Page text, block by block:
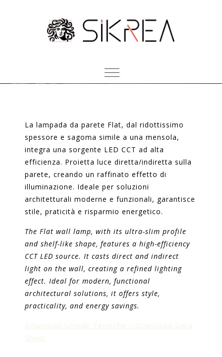
La lampada da parete Flat, dal ridottissimo
spessore e sagoma simile a una mensola,
integra una sorgente LED CCT ad alta
efficienza. Proietta luce diretta/indiretta sulla
parete, creando un raffinato effetto di
illuminazione. Ideale per soluzioni
architetturali moderne e funzionali, garantisce
stile, praticità e risparmio energetico.
The Flat wall lamp, with its ultra-slim profile
and shelf-like shape, features a high-efficiency
CCT LED source. It casts direct and indirect
light on the wall, creating a refined lighting
effect. Ideal for modern, functional
architectural solutions, it offers style,
practicality, and energy savings.
Download Schede Tecniche – Download Data
Sheet